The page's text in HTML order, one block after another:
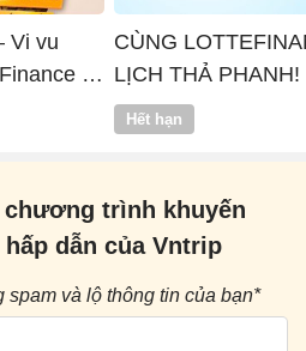
Vi vu
x
CÙNG
LỊCH THẢ PHANH!
Hết hạn
trình khuyến
dẫn của Vntrip
spam và lộ thông tin của bạn*